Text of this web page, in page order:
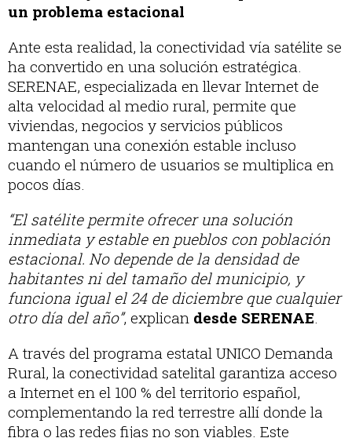
un problema estacional
Ante esta realidad, la conectividad vía satélite se
ha convertido en una solución estratégica.
SERENAE, especializada en llevar Internet de
alta velocidad al medio rural, permite que
viviendas, negocios y servicios públicos
mantengan una conexión estable incluso
cuando el número de usuarios se multiplica en
pocos días.
“El satélite permite ofrecer una solución
inmediata y estable en pueblos con población
estacional. No depende de la densidad de
habitantes ni del tamaño del municipio, y
funciona igual el 24 de diciembre que cualquier
otro día del año”, explican desde SERENAE.
A través del programa estatal UNICO Demanda
Rural, la conectividad satelital garantiza acceso
a Internet en el 100 % del territorio español,
complementando la red terrestre allí donde la
fibra o las redes fijas no son viables. Este